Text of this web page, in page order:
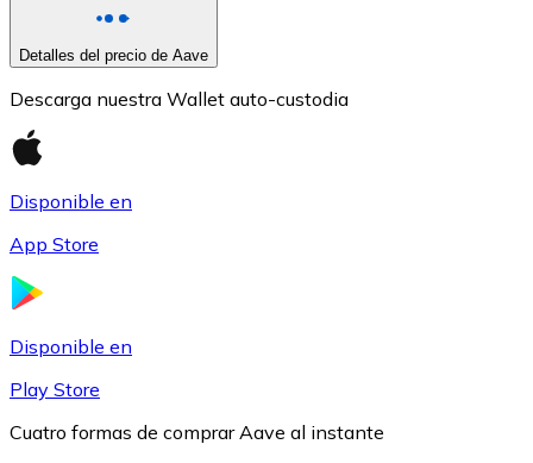
Detalles del precio de Aave
Descarga nuestra Wallet auto-custodia
Disponible en
App Store
Disponible en
Play Store
Cuatro formas de comprar Aave al instante